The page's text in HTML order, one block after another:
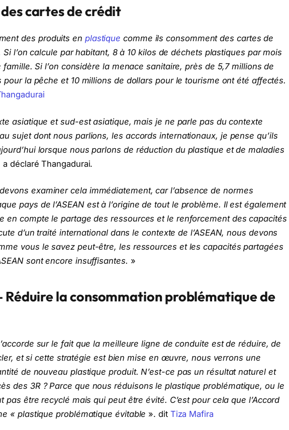
cartes de crédit
des produits en plastique comme ils consomment des cartes de
l’on calcule par habitant, 8 à 10 kilos de déchets plastiques par mois
Si l’on considère la menace sanitaire, près de 5,7 millions de
la pêche et 10 millions de dollars pour le tourisme ont été affectés.
asiatique et sud-est asiatique, mais je ne parle pas du contexte
sujet dont nous parlions, les accords internationaux, je pense qu’ils
lorsque nous parlons de réduction du plastique et de maladies
a déclaré Thangadurai.
examiner cela immédiatement, car l’absence de normes
pays de l’ASEAN est à l’origine de tout le problème. Il est également
en compte le partage des ressources et le renforcement des capacités
d’un traité international dans le contexte de l’ASEAN, nous devons
vous le savez peut-être, les ressources et les capacités partagées
sont encore insuffisantes. »
Réduire la consommation problématique de
sur le fait que la meilleure ligne de conduite est de réduire, de
et si cette stratégie est bien mise en œuvre, nous verrons une
de nouveau plastique produit. N’est-ce pas un résultat naturel et
des 3R ? Parce que nous réduisons le plastique problématique, ou le
pas être recyclé mais qui peut être évité. C’est pour cela que l’Accord
« plastique problématique évitable ». dit Tiza Mafira